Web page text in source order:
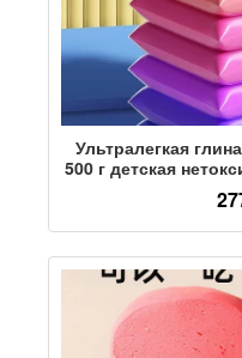
Ультралегкая
500 г детская
космический